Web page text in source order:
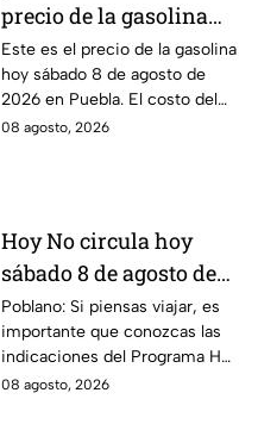
precio de la gasolina
Puebla hoy sábado 8 de
agosto de 2026
Este es el precio de la gasolina
hoy sábado 8 de agosto de
2026 en Puebla. El costo del
combustible cambia todos los
08 agosto, 2026
Hoy No circula hoy
sábado 8 de agosto de
2026: ¿Qué autos no
transitan en la CDMX y
EdoMex?
Poblano: Si piensas viajar, es
importante que conozcas las
indicaciones del Programa Hoy
No Circula HOY sábado 8 de
08 agosto, 2026